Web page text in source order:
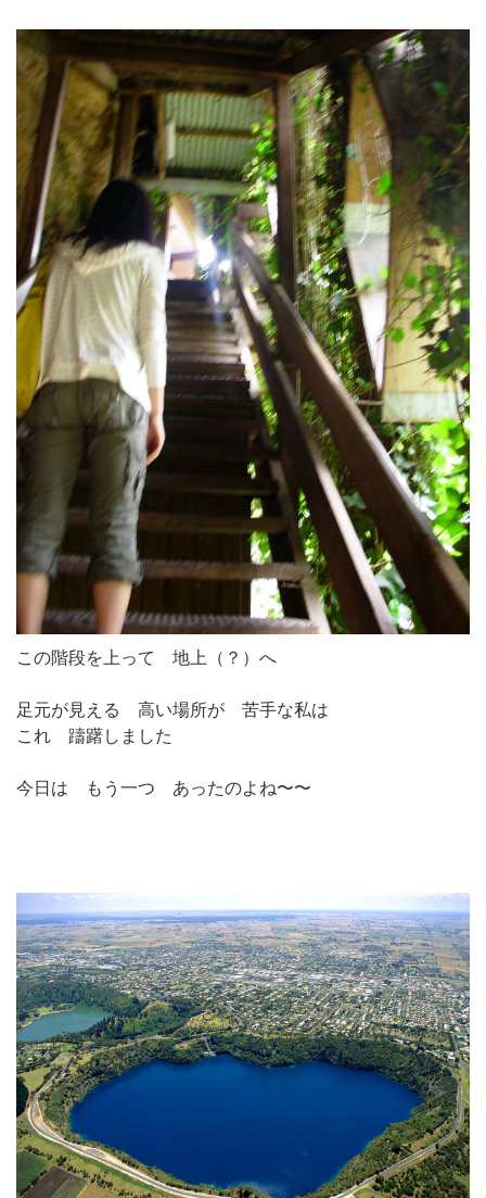
この階段を上って 地上（？）へ
足元が見える 高い場所が 苦手な私は
これ 躊躇しました
今日は もう一つ あったのよね〜〜